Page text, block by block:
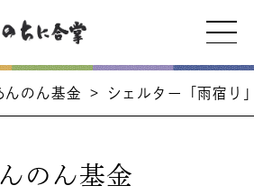
んのん基金 > シェルター「雨宿り
のん基金